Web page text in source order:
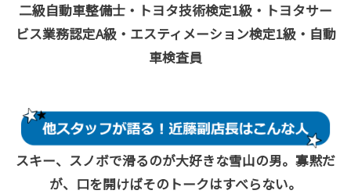
二級自動車整備士・トヨタ技術検定1級・トヨタサー
ビス業務認定A級・エスティメーション検定1級・自動
車検査員
スキー、スノボで滑るのが大好きな雪山の男。寡黙だ
が、口を開けばそのトークはすべらない。